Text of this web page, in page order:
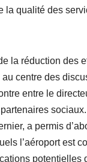
la qualité des
la réduction des
au centre des
entre le
partenaires
a permis
l’aéroport est
potentielles